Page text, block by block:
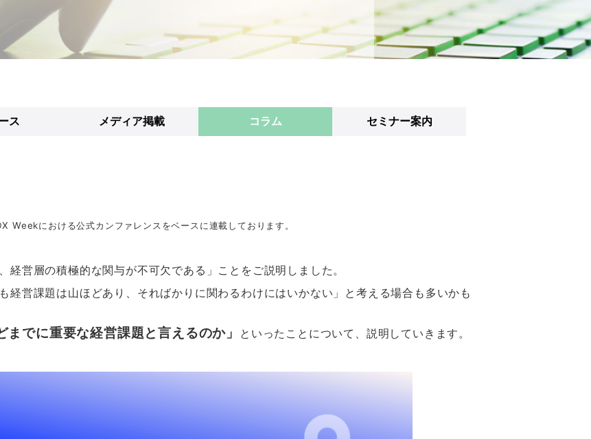
ス メディア掲載 コラム セミナー案内
における公式カンファレンスをベースに連載しております。
営層の積極的な関与が不可欠である」ことをご説明しました。
経営課題は山ほどあり、そればかりに関わるわけにはいかない」と考える場合も多いかも
までに重要な経営課題と言えるのか」 といったことについて、説明していきます。